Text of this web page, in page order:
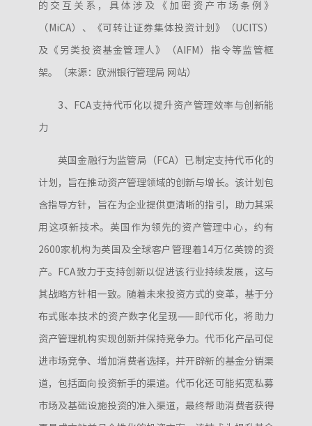
的交互关系，具体涉及《加密资产市场条例》
（MiCA）、《可转让证券集体投资计划》（UCITS）
及《另类投资基金管理人》（AIFM）指令等监管框
架。（来源：欧洲银行管理局 网站）
3、FCA支持代币化以提升资产管理效率与创新能
力
英国金融行为监管局（FCA）已制定支持代币化的
计划，旨在推动资产管理领域的创新与增长。该计划包
含指导方针，旨在为企业提供更清晰的指引，助力其采
用这项新技术。英国作为领先的资产管理中心，约有
2600家机构为英国及全球客户管理着14万亿英镑的资
产。FCA致力于支持创新以促进该行业持续发展，这与
其战略方针相一致。随着未来投资方式的变革，基于分
布式账本技术的资产数字化呈现——即代币化，将助力
资产管理机构实现创新并保持竞争力。代币化产品可促
进市场竞争、增加消费者选择，并开辟新的基金分销渠
道，包括面向投资新手的渠道。代币化还可能拓宽私募
市场及基础设施投资的准入渠道，最终帮助消费者获得